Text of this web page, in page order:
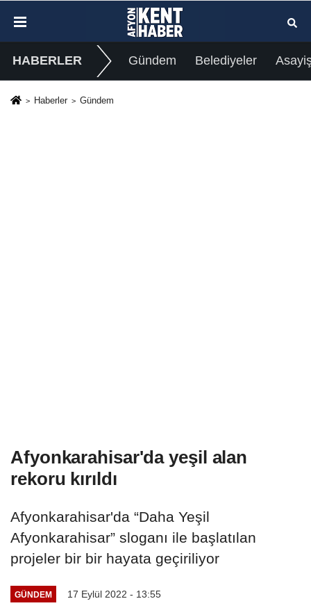
HABERLER Gündem Belediyeler
Haberler Gündem
Afyonkarahisar'da yeşil alan
rekoru kırıldı
Afyonkarahisar'da “Daha Yeşil
Afyonkarahisar” sloganı ile başlatılan
projeler bir bir hayata geçiriliyor
GÜNDEM 17 Eylül 2022 - 13:55